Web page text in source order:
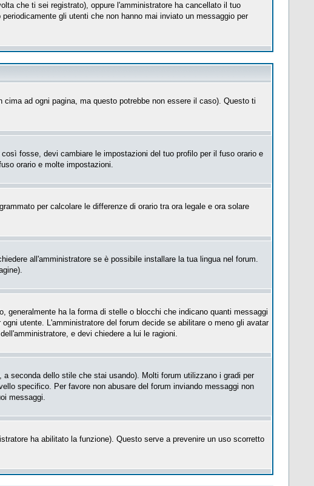
che ti sei registrato), oppure l'amministratore ha cancellato il tuo
gli utenti che non hanno mai inviato un messaggio per
ad ogni pagina, ma questo potrebbe non essere il caso). Questo ti
fosse, devi cambiare le impostazioni del tuo profilo per il fuso orario e
orario e molte impostazioni.
per calcolare le differenze di orario tra ora legale e ora solare
all'amministratore se è possibile installare la tua lingua nel forum.
generalmente ha la forma di stelle o blocchi che indicano quanti messaggi
utente. L'amministratore del forum decide se abilitare o meno gli avatar
e devi chiedere a lui le ragioni.
seconda dello stile che stai usando). Molti forum utilizzano i gradi per
specifico. Per favore non abusare del forum inviando messaggi non
messaggi.
ha abilitato la funzione). Questo serve a prevenire un uso scorretto